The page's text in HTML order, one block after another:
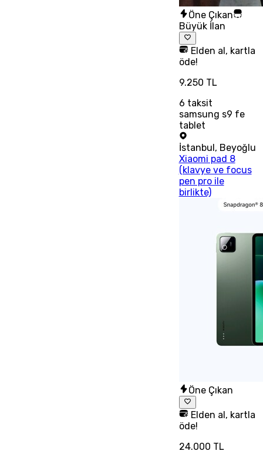
Öne Çıkan
Büyük İlan
Elden al, kartla
öde!
9.250 TL
6 taksit
samsung s9 fe
tablet
İstanbul, Beyoğlu
Xiaomi pad 8
(klavye ve focus
pen pro ile
birlikte)
Öne Çıkan
Elden al, kartla
öde!
24.000 TL